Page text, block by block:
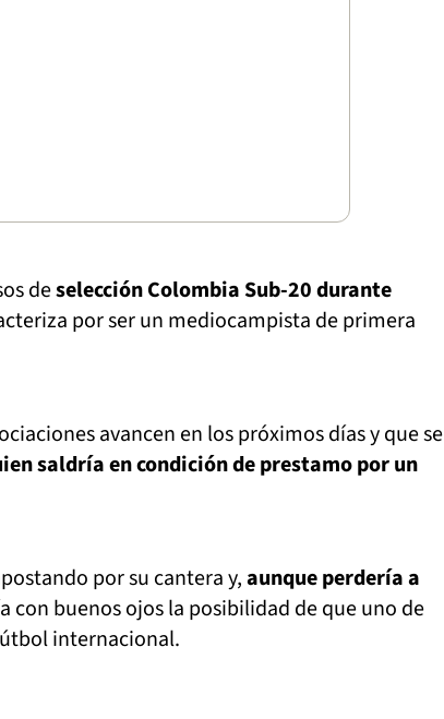
deselección Colombia Sub-20 durante
por ser un mediocampista de primera
avancen en los próximos días y que se
saldría en condición de prestamo por un
por su cantera y,aunque perdería a
con buenos ojos la posibilidad de que uno de
internacional.